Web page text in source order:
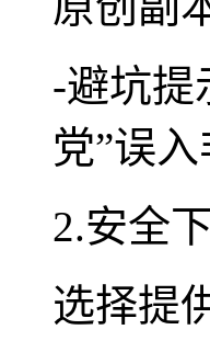
-避坑提
党”误入
2.安全
选择提